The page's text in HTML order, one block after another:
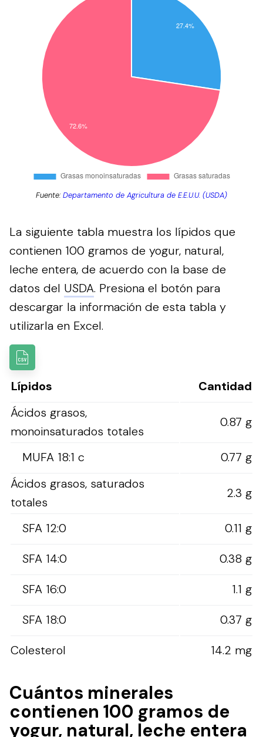
Fuente:Departamento de Agricultura de E.E.U.U. (USDA)
La siguiente tabla muestra los lípidos que
contienen 100 gramos de yogur, natural,
leche entera, de acuerdo con la base de
datos del USDA. Presiona el botón para
descargar la información de esta tabla y
utilizarla en Excel.
Lípidos
Cantidad
Ácidos grasos,
monoinsaturados totales
0.87 g
MUFA 18:1 c
0.77 g
Ácidos grasos, saturados
totales
2.3 g
SFA 12:0
0.11 g
SFA 14:0
0.38 g
SFA 16:0
1.1 g
SFA 18:0
0.37 g
Colesterol
14.2 mg
Cuántos minerales
contienen 100 gramos de
yogur, natural, leche entera